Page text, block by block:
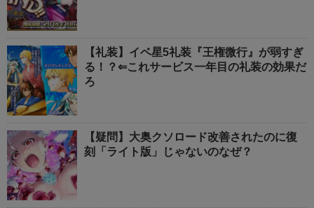
【礼装】イベ星5礼装『王権微行』が弱すぎ
る！？⇐これサービス一年目の礼装の効果だ
ろ
【疑問】大奥クソロード改善されたのに復
刻「ライト版」じゃないのなぜ？